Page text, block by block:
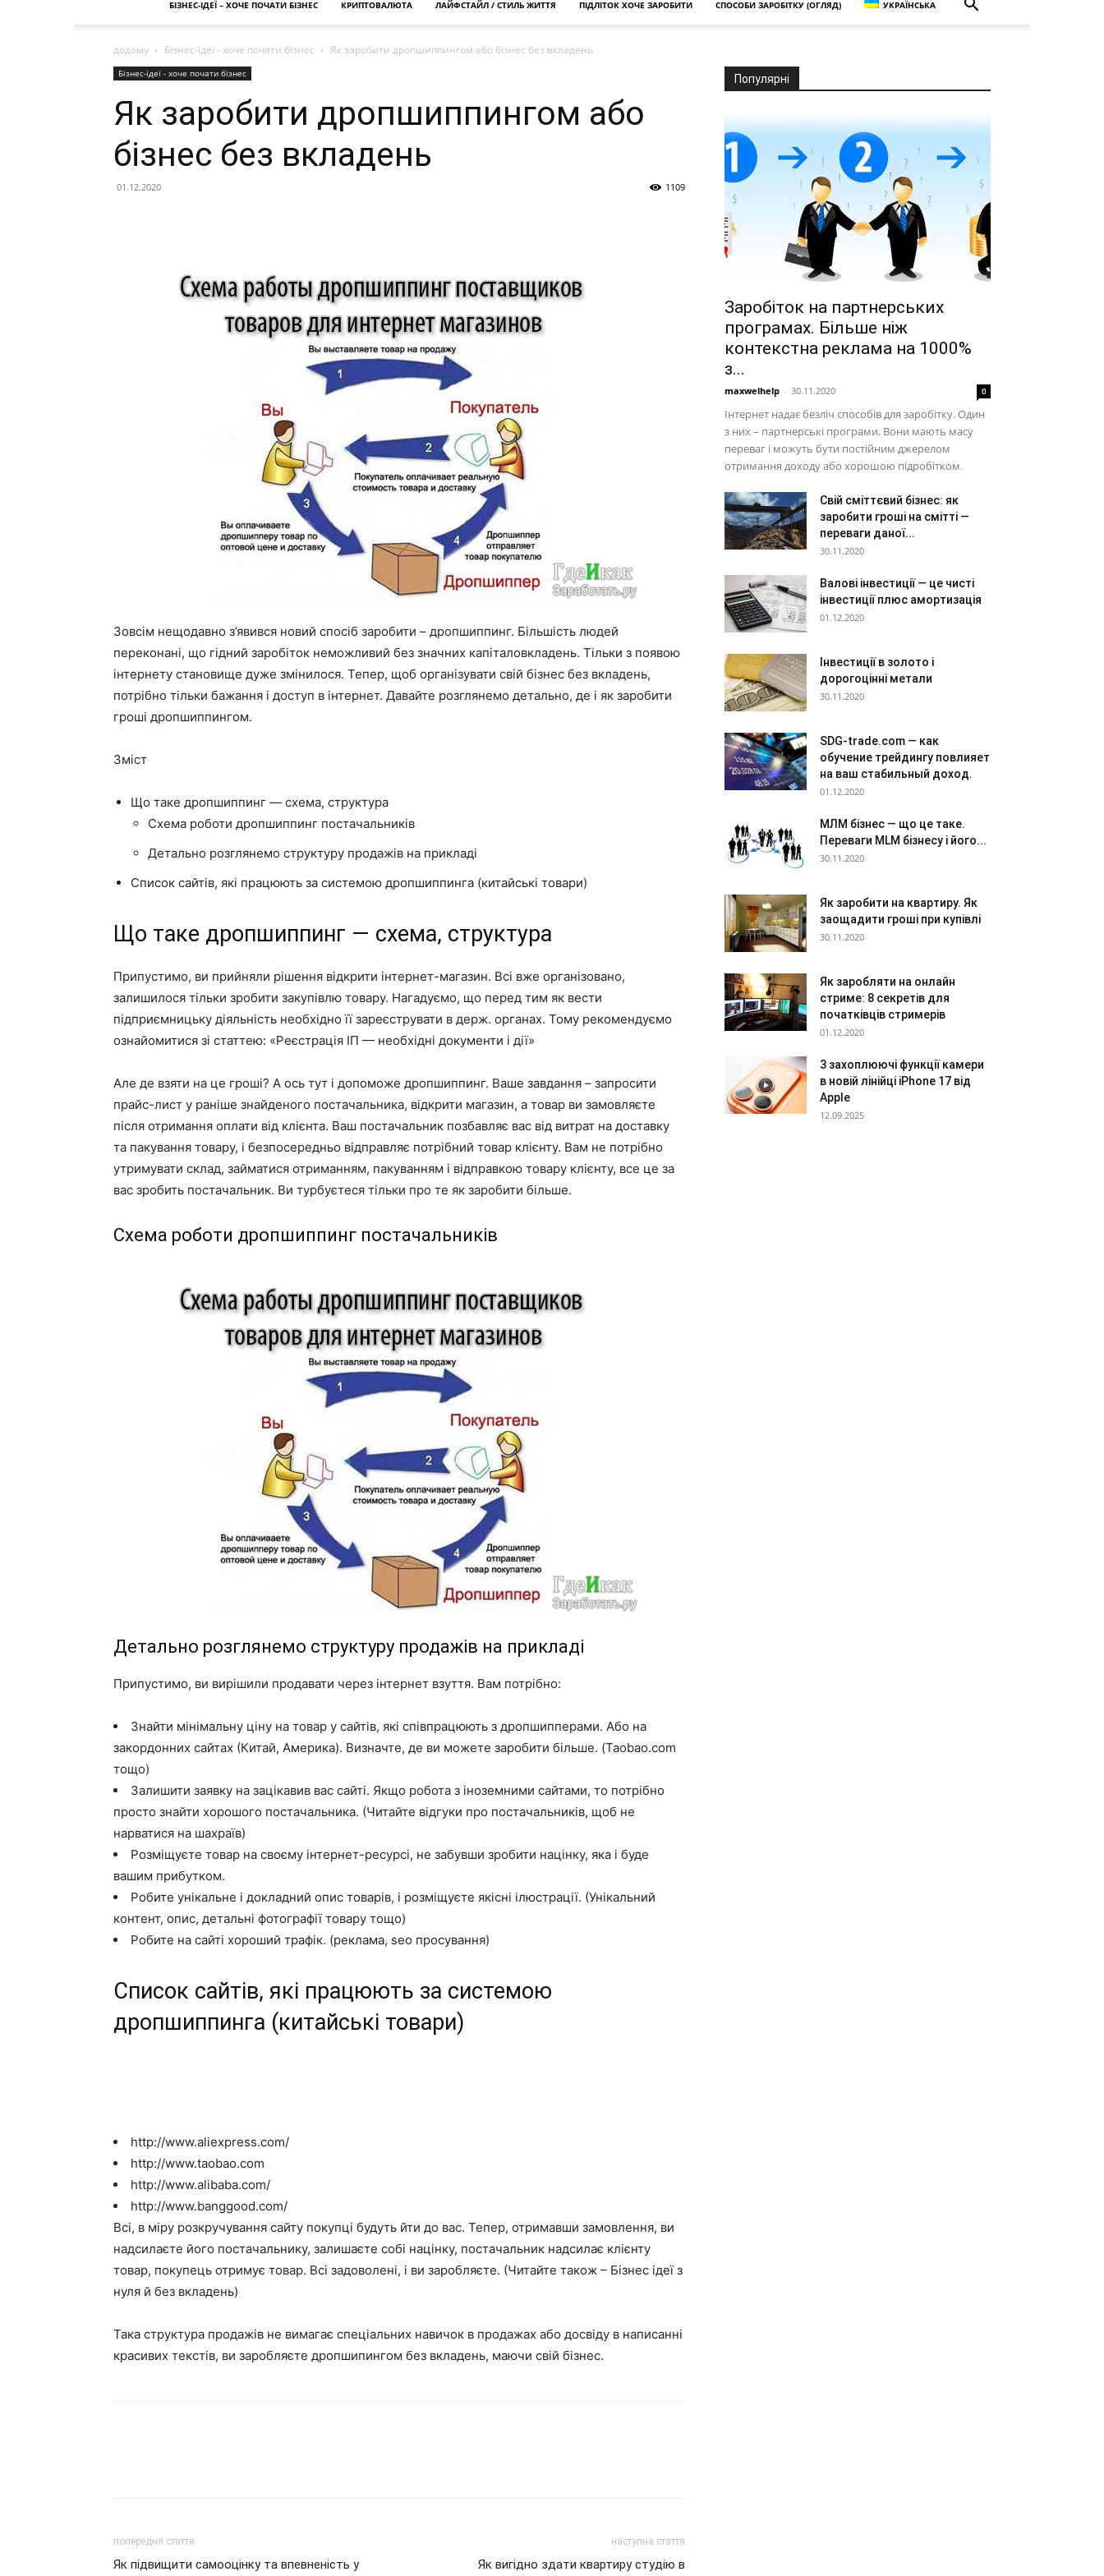
БІЗНЕС-ІДЕЇ – ХОЧЕ ПОЧАТИ БІЗНЕС КРИПТОВАЛЮТА ЛАЙФСТАЙЛ / СТИЛЬ ЖИТТЯ ПІДЛІТОК ХОЧЕ ЗАРОБИТИ СПОСОБИ ЗАРОБІТКУ (ОГЛЯД) УКРАЇНСЬКА
додому Бізнес-ідеї - хоче почати бізнес Як заробити дропшиппингом або бізнес без вкладень
Бізнес-ідеї - хоче почати бізнес
Як заробити дропшиппингом або
бізнес без вкладень
01.12.2020 1109
Зовсім нещодавно з’явився новий спосіб заробити – дропшиппинг. Більшість людей
переконані, що гідний заробіток неможливий без значних капіталовкладень. Тільки з появою
інтернету становище дуже змінилося. Тепер, щоб організувати свій бізнес без вкладень,
потрібно тільки бажання і доступ в інтернет. Давайте розглянемо детально, де і як заробити
гроші дропшиппингом.
Зміст
Що таке дропшиппинг — схема, структура
Схема роботи дропшиппинг постачальників
Детально розглянемо структуру продажів на прикладі
Список сайтів, які працюють за системою дропшиппинга (китайські товари)
Що таке дропшиппинг — схема, структура
Припустимо, ви прийняли рішення відкрити інтернет-магазин. Всі вже організовано,
залишилося тільки зробити закупівлю товару. Нагадуємо, що перед тим як вести
підприємницьку діяльність необхідно її зареєструвати в держ. органах. Тому рекомендуємо
ознайомитися зі статтею: «Реєстрація ІП — необхідні документи і дії»
Але де взяти на це гроші? А ось тут і допоможе дропшиппинг. Ваше завдання – запросити
прайс-лист у раніше знайденого постачальника, відкрити магазин, а товар ви замовляєте
після отримання оплати від клієнта. Ваш постачальник позбавляє вас від витрат на доставку
та пакування товару, і безпосередньо відправляє потрібний товар клієнту. Вам не потрібно
утримувати склад, займатися отриманням, пакуванням і відправкою товару клієнту, все це за
вас зробить постачальник. Ви турбуєтеся тільки про те як заробити більше.
Схема роботи дропшиппинг постачальників
Детально розглянемо структуру продажів на прикладі
Припустимо, ви вирішили продавати через інтернет взуття. Вам потрібно:
Знайти мінімальну ціну на товар у сайтів, які співпрацюють з дропшипперами. Або на
закордонних сайтах (Китай, Америка). Визначте, де ви можете заробити більше. (Taobao.com
тощо)
Залишити заявку на зацікавив вас сайті. Якщо робота з іноземними сайтами, то потрібно
просто знайти хорошого постачальника. (Читайте відгуки про постачальників, щоб не
нарватися на шахраїв)
Розміщуєте товар на своєму інтернет-ресурсі, не забувши зробити націнку, яка і буде
вашим прибутком.
Робите унікальне і докладний опис товарів, і розміщуєте якісні ілюстрації. (Унікальний
контент, опис, детальні фотографії товару тощо)
Робите на сайті хороший трафік. (реклама, seo просування)
Список сайтів, які працюють за системою
дропшиппинга (китайські товари)
http://www.aliexpress.com/
http://www.taobao.com
http://www.alibaba.com/
http://www.banggood.com/
Всі, в міру розкручування сайту покупці будуть йти до вас. Тепер, отримавши замовлення, ви
надсилаєте його постачальнику, залишаєте собі націнку, постачальник надсилає клієнту
товар, покупець отримує товар. Всі задоволені, і ви заробляєте. (Читайте також – Бізнес ідеї з
нуля й без вкладень)
Така структура продажів не вимагає спеціальних навичок в продажах або досвіду в написанні
красивих текстів, ви заробляєте дропшипингом без вкладень, маючи свій бізнес.
попередня стаття
Як підвищити самооцінку та впевненість у
наступна стаття
Як вигідно здати квартиру студію в
Популярні
Заробіток на партнерських
програмах. Більше ніж
контекстна реклама на 1000%
з...
maxwelhelp - 30.11.2020 0
Інтернет надає безліч способів для заробітку. Один
з них – партнерські програми. Вони мають масу
переваг і можуть бути постійним джерелом
отримання доходу або хорошою підробітком.
Свій сміттєвий бізнес: як
заробити гроші на смітті —
переваги даної...
30.11.2020
Валові інвестиції — це чисті
інвестиції плюс амортизація
01.12.2020
Інвестиції в золото і
дорогоцінні метали
30.11.2020
SDG-trade.com — как
обучение трейдингу повлияет
на ваш стабильный доход.
01.12.2020
МЛМ бізнес — що це таке.
Переваги MLM бізнесу і його...
30.11.2020
Як заробити на квартиру. Як
заощадити гроші при купівлі
30.11.2020
Як заробляти на онлайн
стриме: 8 секретів для
початківців стримерів
01.12.2020
3 захоплюючі функції камери
в новій лінійці iPhone 17 від
Apple
12.09.2025